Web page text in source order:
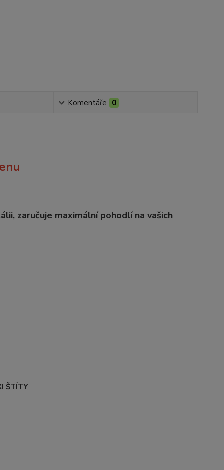
Komentáře 0
zaručuje maximální pohodlí na vašich
ŠTÍTY